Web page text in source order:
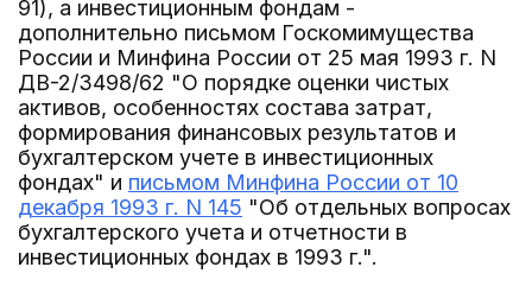
91), а инвестиционным фондам -
дополнительно письмом Госкомимущества
России и Минфина России от 25 мая 1993 г. N
ДВ-2/3498/62 "О порядке оценки чистых
активов, особенностях состава затрат,
формирования финансовых результатов и
бухгалтерском учете в инвестиционных
фондах" и письмом Минфина России от 10
декабря 1993 г. N 145 "Об отдельных вопросах
бухгалтерского учета и отчетности в
инвестиционных фондах в 1993 г.".